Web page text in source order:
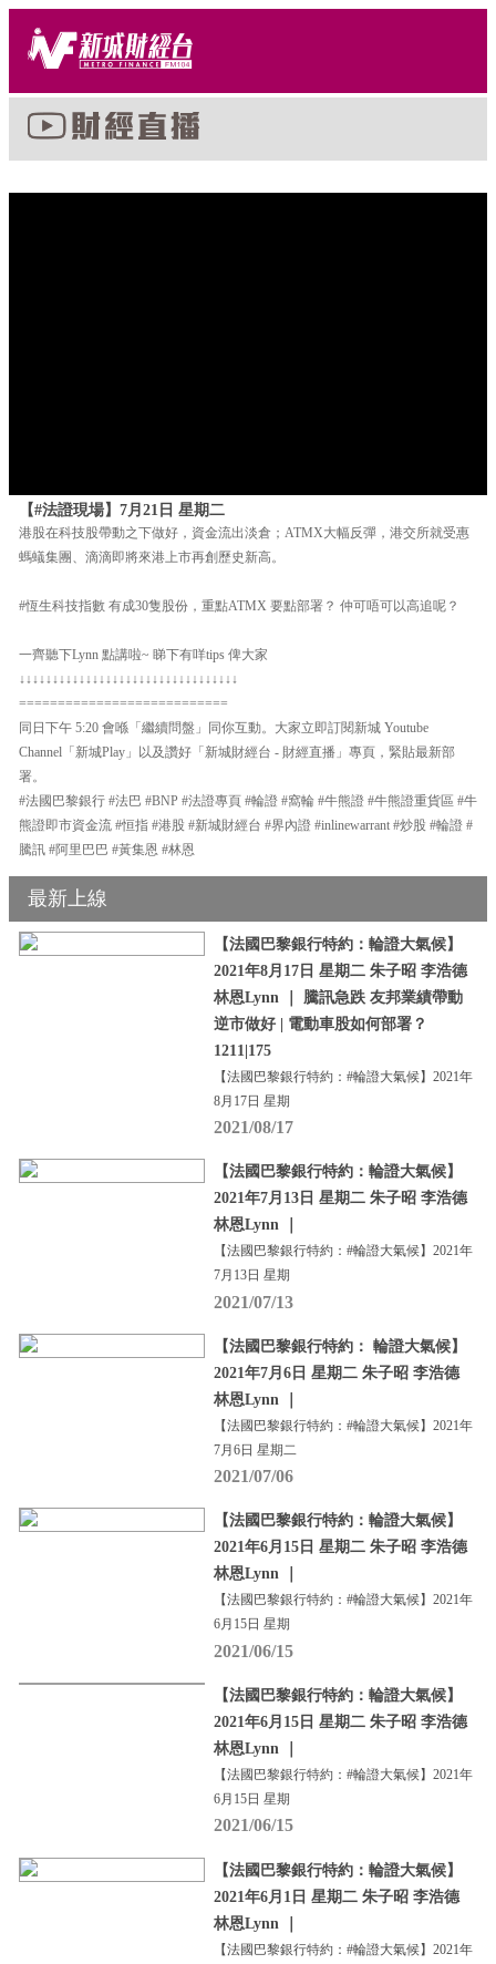
【#法證現場】7月21日 星期二
港股在科技股帶動之下做好，資金流出淡倉；ATMX大幅反彈，港交所就受惠
螞蟻集團、滴滴即將來港上市再創歷史新高。
#恆生科技指數 有成30隻股份，重點ATMX 要點部署？ 仲可唔可以高追呢？
一齊聽下Lynn 點講啦~ 睇下有咩tips 俾大家
↓↓↓↓↓↓↓↓↓↓↓↓↓↓↓↓↓↓↓↓↓↓↓↓↓↓↓↓↓↓↓↓↓
===========================
同日下午 5:20 會喺「繼續問盤」同你互動。大家立即訂閱新城 Youtube
Channel「新城Play」以及讚好「新城財經台 - 財經直播」專頁，緊貼最新部
署。
#法國巴黎銀行 #法巴 #BNP #法證專頁 #輪證 #窩輪 #牛熊證 #牛熊證重貨區 #牛
熊證即市資金流 #恒指 #港股 #新城財經台 #界內證 #inlinewarrant #炒股 #輪證 #
騰訊 #阿里巴巴 #黃集恩 #林恩
最新上線
【法國巴黎銀行特約：輪證大氣候】
2021年8月17日 星期二 朱子昭 李浩德
林恩Lynn ｜ 騰訊急跌 友邦業績帶動
逆市做好 | 電動車股如何部署？
1211|175
【法國巴黎銀行特約：#輪證大氣候】2021年
8月17日 星期
2021/08/17
【法國巴黎銀行特約：輪證大氣候】
2021年7月13日 星期二 朱子昭 李浩德
林恩Lynn ｜
【法國巴黎銀行特約：#輪證大氣候】2021年
7月13日 星期
2021/07/13
【法國巴黎銀行特約： 輪證大氣候】
2021年7月6日 星期二 朱子昭 李浩德
林恩Lynn ｜
【法國巴黎銀行特約：#輪證大氣候】2021年
7月6日 星期二
2021/07/06
【法國巴黎銀行特約：輪證大氣候】
2021年6月15日 星期二 朱子昭 李浩德
林恩Lynn ｜
【法國巴黎銀行特約：#輪證大氣候】2021年
6月15日 星期
2021/06/15
【法國巴黎銀行特約：輪證大氣候】
2021年6月15日 星期二 朱子昭 李浩德
林恩Lynn ｜
【法國巴黎銀行特約：#輪證大氣候】2021年
6月15日 星期
2021/06/15
【法國巴黎銀行特約：輪證大氣候】
2021年6月1日 星期二 朱子昭 李浩德
林恩Lynn ｜
【法國巴黎銀行特約：#輪證大氣候】2021年